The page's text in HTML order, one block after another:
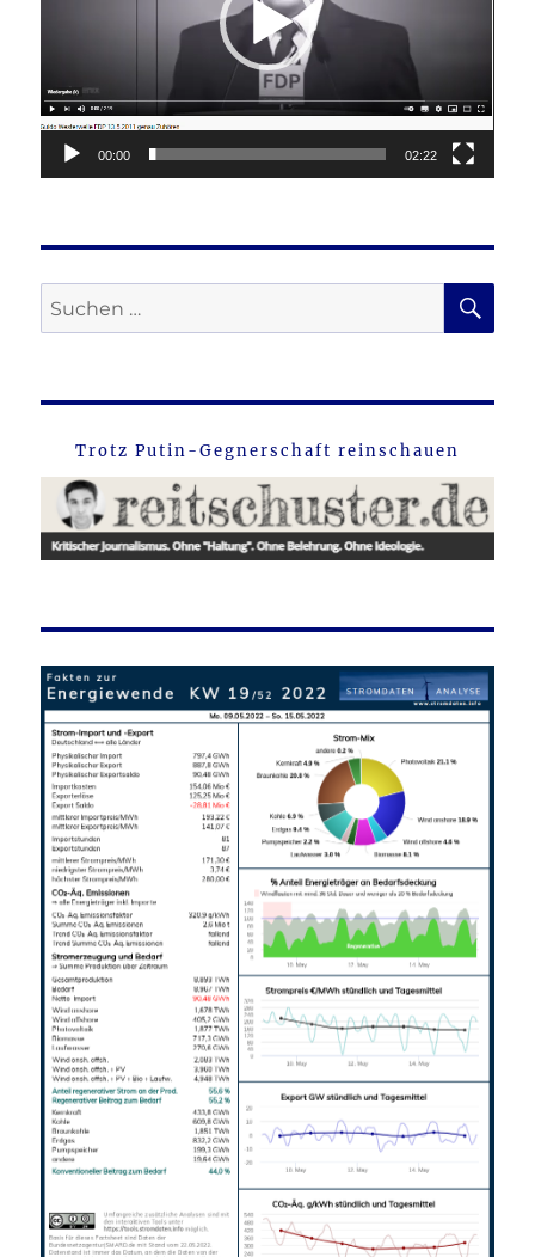
00:00 02:22
Suche
nach:
Trotz Putin-Gegnerschaft reinschauen